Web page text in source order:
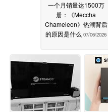
一个月销量达1500万
册：《Meccha
Chameleon》热潮背后
的原因是什么 07/06/2026